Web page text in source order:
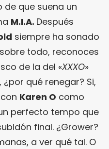
que suena un
M.I.A. Después
siempre ha sonado
todo, reconoces
de la del «XXXO»
qué renegar? Si,
Karen O como
perfecto tempo que
final. ¿Grower?
a ver qué tal. O